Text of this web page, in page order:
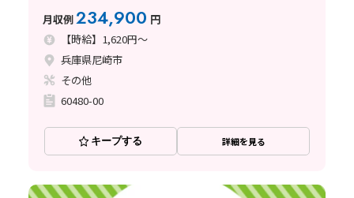
日あり！
月収例234,900 円
【時給】1,620円～
兵庫県尼崎市
その他
60480-00
キープする 詳細を見る